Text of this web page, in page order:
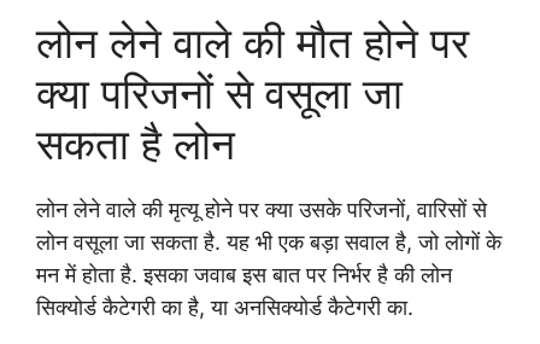
लोन लेने वाले की मौत होने पर
क्या परिजनों से वसूला जा
सकता है लोन
लोन लेने वाले की मृत्यू होने पर क्या उसके परिजनों, वारिसों से
लोन वसूला जा सकता है. यह भी एक बड़ा सवाल है, जो लोगों के
मन में होता है. इसका जवाब इस बात पर निर्भर है की लोन
सिक्योर्ड कैटेगरी का है, या अनसिक्योर्ड कैटेगरी का.